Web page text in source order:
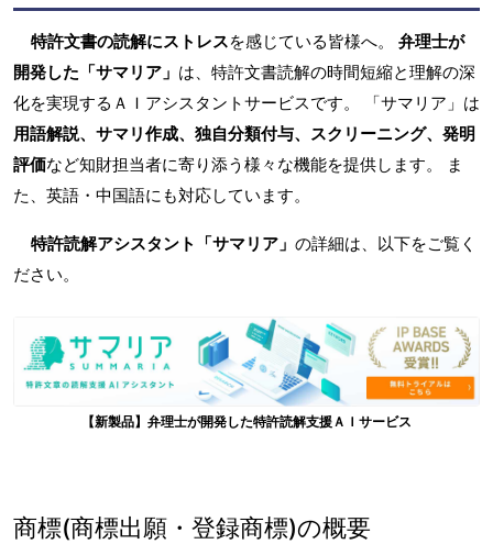
特許文書の読解にストレスを感じている皆様へ。 弁理士が
開発した「サマリア」 は、特許文書読解の時間短縮と理解の深
化を実現するＡＩアシスタントサービスです。 「サマリア」は
用語解説、サマリ作成、独自分類付与、スクリーニング、発明
評価など知財担当者に寄り添う様々な機能を提供します。 ま
た、英語・中国語にも対応しています。
特許読解アシスタント「サマリア」 の詳細は、以下をご覧く
ださい。
【新製品】弁理士が開発した特許読解支援ＡＩサービス
商標(商標出願・登録商標)の概要